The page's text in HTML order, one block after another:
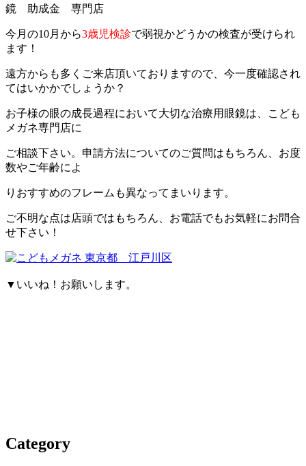
今月の10月から3歳児検診で弱視かどうかの検査が受けられ
ます！
遠方からも多くご来店頂いておりますので、今一度確認され
てはいかかでしょうか？
お子様の眼の成長過程において大切な治療用眼鏡は、こども
メガネ専門店に
ご相談下さい。申請方法についてのご質問はもちろん、お度
数やご年齢によ
りおすすめのフレームも異なってまいります。
ご不明な点は店頭ではもちろん、お電話でもお気軽にお問合
せ下さい！
▼いいね！お願いします。
Category